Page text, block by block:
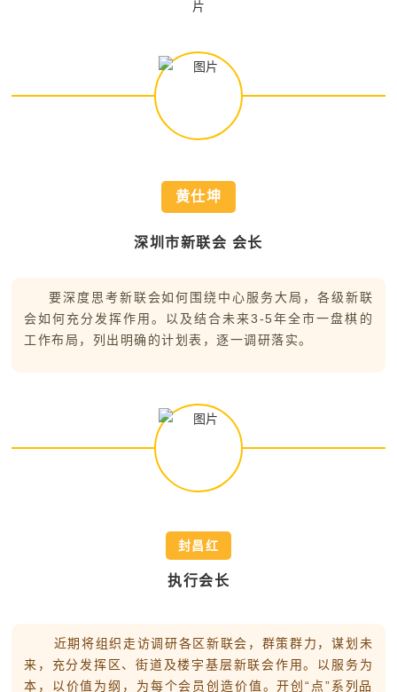
黄仕坤
深圳市新联会 会长
要深度思考新联会如何围绕中心服务大局，各级新联
会如何充分发挥作用。以及结合未来3-5年全市一盘棋的
工作布局，列出明确的计划表，逐一调研落实。
封昌红
执行会长
近期将组织走访调研各区新联会，群策群力，谋划未
来，充分发挥区、街道及楼宇基层新联会作用。以服务为
本，以价值为纲，为每个会员创造价值。开创“点”系列品